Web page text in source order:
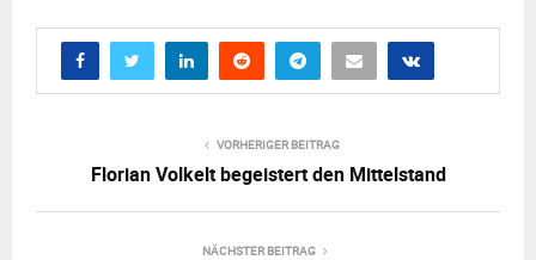
VORHERIGER BEITRAG
Florian Volkelt begeistert den Mittelstand
NÄCHSTER BEITRAG